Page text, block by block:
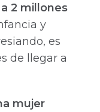
2 millones
y
es
de llegar a
mujer